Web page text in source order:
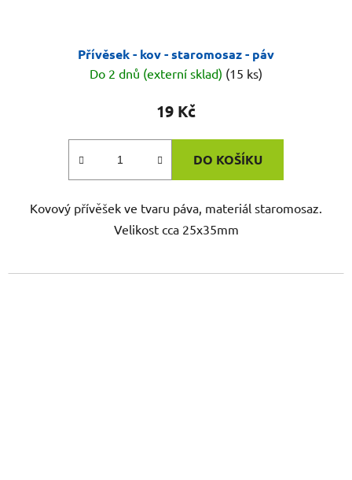
Přívěsek - kov - staromosaz - páv
Do 2 dnů (externí sklad) (15 ks)
19 Kč
DO KOŠÍKU
Kovový přívěšek ve tvaru páva, materiál staromosaz.
Velikost cca 25x35mm